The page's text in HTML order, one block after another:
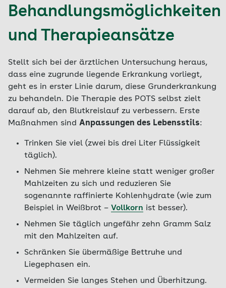
Behandlungsmöglichkeiten
und Therapieansätze
Stellt sich bei der ärztlichen Untersuchung heraus,
dass eine zugrunde liegende Erkrankung vorliegt,
geht es in erster Linie darum, diese Grunderkrankung
zu behandeln. Die Therapie des POTS selbst zielt
darauf ab, den Blutkreislauf zu verbessern. Erste
Maßnahmen sind Anpassungen des Lebensstils:
Trinken Sie viel (zwei bis drei Liter Flüssigkeit
täglich).
Nehmen Sie mehrere kleine statt weniger großer
Mahlzeiten zu sich und reduzieren Sie
sogenannte raffinierte Kohlenhydrate (wie zum
Beispiel in Weißbrot – Vollkorn ist besser).
Nehmen Sie täglich ungefähr zehn Gramm Salz
mit den Mahlzeiten auf.
Schränken Sie übermäßige Bettruhe und
Liegephasen ein.
Vermeiden Sie langes Stehen und Überhitzung.